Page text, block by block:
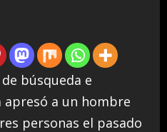
búsqueda e
apresó a un hombre
personas el pasado